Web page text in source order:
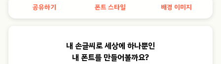
공유하기 폰트 스타일 배경 이미지
내 손글씨로 세상에 하나뿐인
내 폰트를 만들어볼까요?